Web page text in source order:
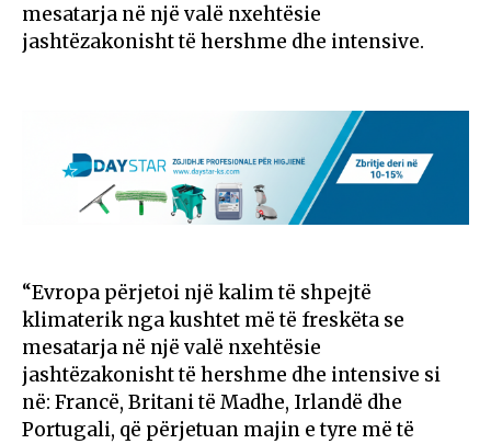
mesatarja në një valë nxehtësie
jashtëzakonisht të hershme dhe intensive.
“Evropa përjetoi një kalim të shpejtë
klimaterik nga kushtet më të freskëta se
mesatarja në një valë nxehtësie
jashtëzakonisht të hershme dhe intensive si
në: Francë, Britani të Madhe, Irlandë dhe
Portugali, që përjetuan majin e tyre më të